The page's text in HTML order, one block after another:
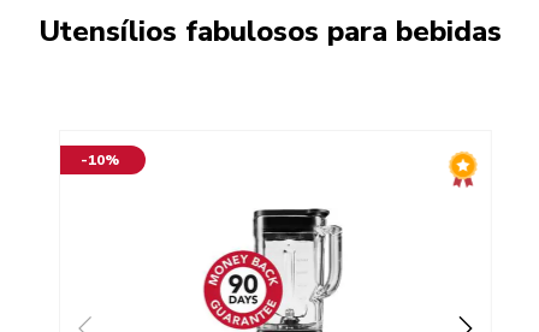
Utensílios fabulosos para bebidas
-10%